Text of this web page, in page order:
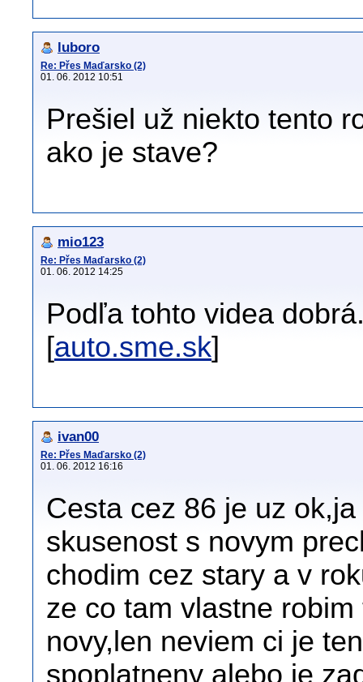
luboro
Re: Přes Maďarsko (2)
01. 06. 2012 10:51
Prešiel už niekto tento
ako je stave?
mio123
Re: Přes Maďarsko (2)
01. 06. 2012 14:25
Podľa tohto videa
[auto.sme.sk]
ivan00
Re: Přes Maďarsko (2)
01. 06. 2012 16:16
Cesta cez 86 je uz
skusenost s novym
chodim cez stary a v
ze co tam vlastne
novy,len neviem ci je
spoplatneny alebo je